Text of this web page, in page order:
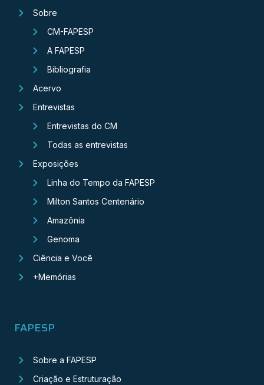
Sobre
CM-FAPESP
A FAPESP
Bibliografia
Acervo
Entrevistas
Entrevistas do CM
Todas as entrevistas
Exposições
Linha do Tempo da FAPESP
Milton Santos Centenário
Amazônia
Genoma
Ciência e Você
+Memórias
FAPESP
Sobre a FAPESP
Criação e Estruturação